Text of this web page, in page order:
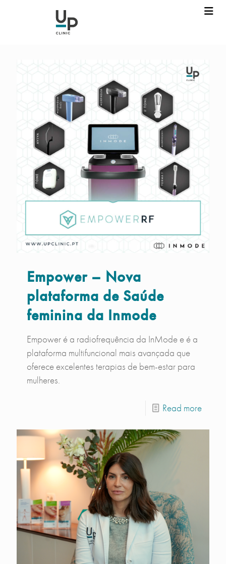
Empower – Nova
plataforma de Saúde
feminina da Inmode
Empower é a radiofrequência da InMode e é a
plataforma multifuncional mais avançada que
oferece excelentes terapias de bem-estar para
mulheres.
Read more